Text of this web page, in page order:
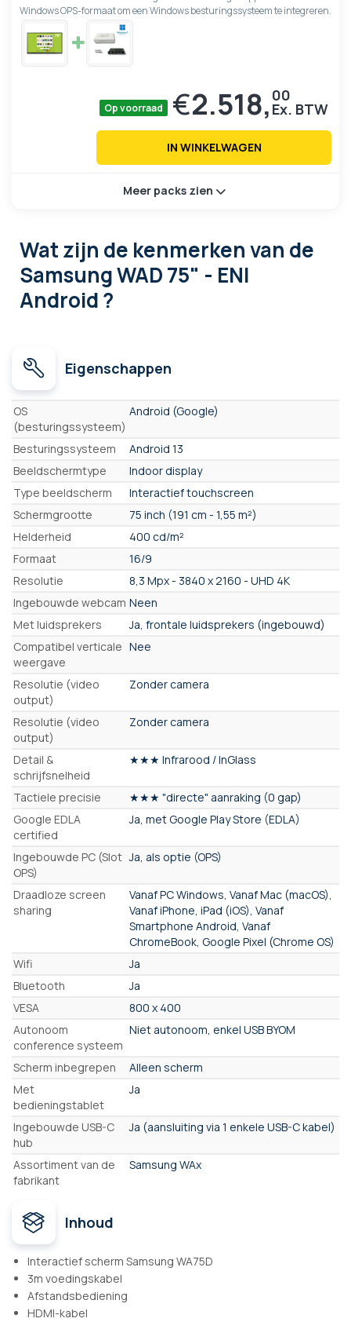
Windows OPS-formaat om een Windows besturingssysteem te integreren.
Op voorraad €2.518, 00
IN WINKELWAGEN
Meer packs zien
Wat zijn de kenmerkenvan de
Samsung WAD 75" - ENI
Android ?
Eigenschappen
Eigenschappen
OS
(besturingssysteem)
Android (Google)
Besturingssysteem
Android 13
Beeldschermtype
Indoor display
Type beeldscherm
Interactief touchscreen
Schermgrootte
75 inch (191 cm - 1,55 m²)
Helderheid
400 cd/m²
Formaat
16/9
Resolutie
8,3 Mpx - 3840 x 2160 - UHD 4K
Ingebouwde webcam Neen
Met luidsprekers
Ja, frontale luidsprekers (ingebouwd)
Compatibel verticale
weergave
Nee
Resolutie (video
output)
Zonder camera
Resolutie (video
output)
Zonder camera
Detail &
schrijfsnelheid
★★★ Infrarood / InGlass
Tactiele precisie
★★★ "directe" aanraking (0 gap)
Google EDLA
certified
Ja, met Google Play Store (EDLA)
Ingebouwde PC (Slot
OPS)
Ja, als optie (OPS)
Draadloze screen
sharing
Vanaf PC Windows, Vanaf Mac (macOS),
Vanaf iPhone, iPad (iOS), Vanaf
Smartphone Android, Vanaf
ChromeBook, Google Pixel (Chrome OS)
Wifi
Ja
Bluetooth
Ja
VESA
800 x 400
Autonoom
conference systeem
Niet autonoom, enkel USB BYOM
Scherm inbegrepen
Alleen scherm
Met
bedieningstablet
Ja
Ingebouwde USB-C
hub
Ja (aansluiting via 1 enkele USB-C kabel)
Assortiment van de
fabrikant
Samsung WAx
Inhoud
Interactief scherm Samsung WA75D
3m voedingskabel
Afstandsbediening
HDMI-kabel